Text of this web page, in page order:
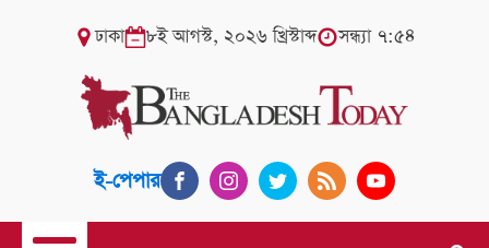
ঢাকা ৮ই আগস্ট, ২০২৬ খ্রিস্টাব্দ সন্ধ্যা ৭:৫৪
ই-পেপার